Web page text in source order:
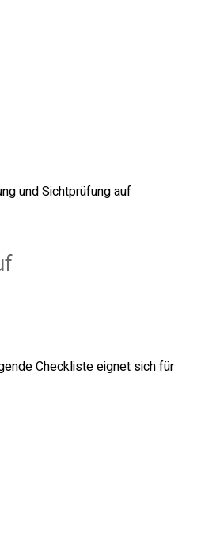
und Sichtprüfung auf
Checkliste eignet sich für